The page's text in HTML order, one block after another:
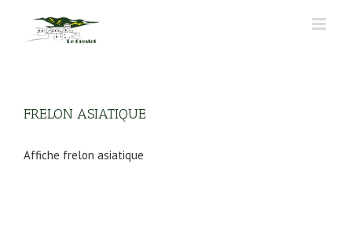
contenu
FRELON ASIATIQUE
Affiche frelon asiatique